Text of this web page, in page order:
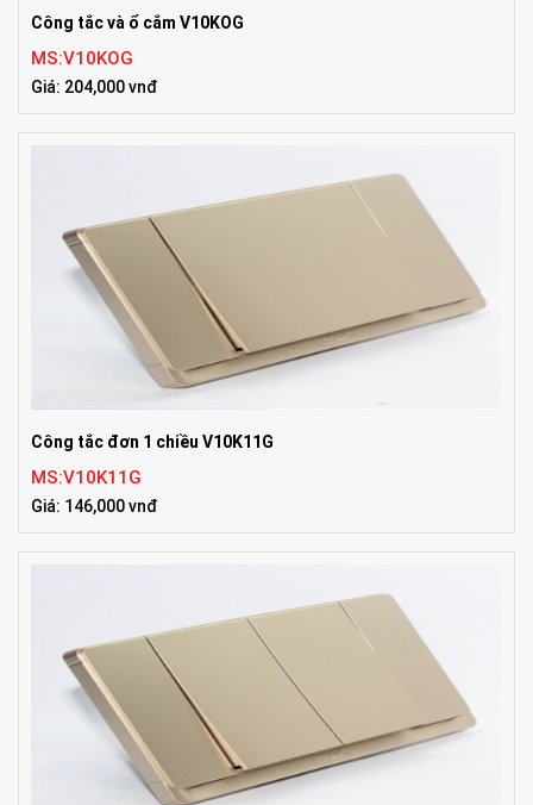
Công tắc và ổ cắm V10KOG
MS:V10KOG
Giá: 204,000 vnđ
Công tắc đơn 1 chiều V10K11G
MS:V10K11G
Giá: 146,000 vnđ